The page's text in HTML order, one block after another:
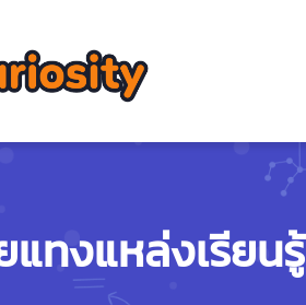
แทงแหล่งเรียนรู้